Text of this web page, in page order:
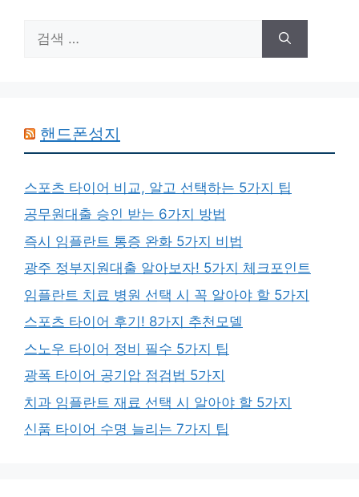
색:
핸드폰성지
스포츠 타이어 비교, 알고 선택하는 5가지 팁
공무원대출 승인 받는 6가지 방법
즉시 임플란트 통증 완화 5가지 비법
광주 정부지원대출 알아보자! 5가지 체크포인트
임플란트 치료 병원 선택 시 꼭 알아야 할 5가지
스포츠 타이어 후기! 8가지 추천모델
스노우 타이어 정비 필수 5가지 팁
광폭 타이어 공기압 점검법 5가지
치과 임플란트 재료 선택 시 알아야 할 5가지
신품 타이어 수명 늘리는 7가지 팁